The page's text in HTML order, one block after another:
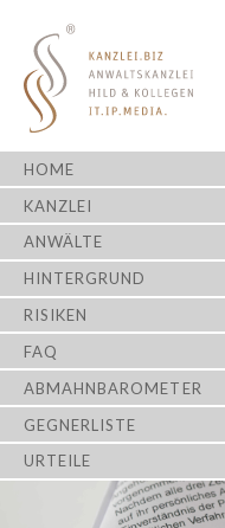
HOME
KANZLEI
ANWÄLTE
HINTERGRUND
RISIKEN
FAQ
ABMAHNBAROMETER
GEGNERLISTE
URTEILE